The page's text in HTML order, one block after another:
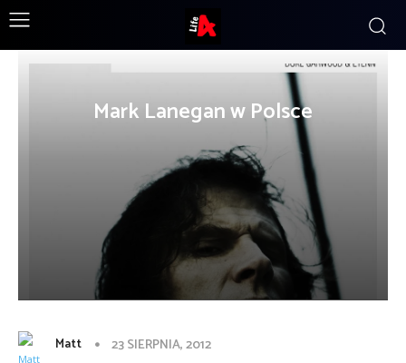
Mark Lanegan w Polsce
Matt 23 SIERPNIA, 2012